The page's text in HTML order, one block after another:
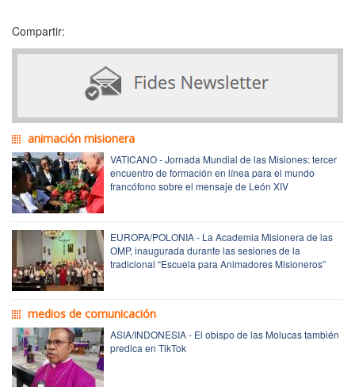
Compartir:
animación misionera
VATICANO - Jornada Mundial de las Misiones: tercer
encuentro de formación en línea para el mundo
francófono sobre el mensaje de León XIV
EUROPA/POLONIA - La Academia Misionera de las
OMP, inaugurada durante las sesiones de la
tradicional “Escuela para Animadores Misioneros”
medios de comunicación
ASIA/INDONESIA - El obispo de las Molucas también
predica en TikTok